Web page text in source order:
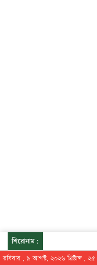
শিরোনাম:
রবিবার , ৯ আগস্ট, ২০২৬ খ্রিষ্টাব্দ , ২৫